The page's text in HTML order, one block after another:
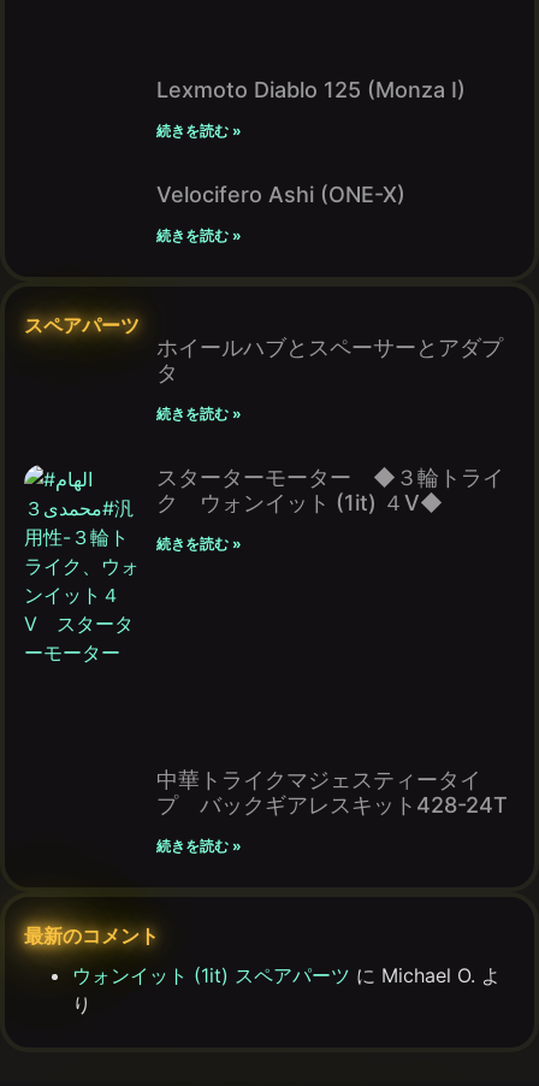
Lexmoto Diablo 125 (Monza I)
続きを読む »
Velocifero Ashi (ONE-X)
続きを読む »
スペアパーツ
ホイールハブとスペーサーとアダプ
タ
続きを読む »
スターターモーター ◆３輪トライ
ク ウォンイット (1it) ４V◆
続きを読む »
中華トライクマジェスティータイ
プ バックギアレスキット428-24T
続きを読む »
最新のコメント
ウォンイット (1it) スペアパーツ に Michael O. よ
り